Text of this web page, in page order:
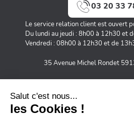
03 20 33
Le service relation client est ouvert
Du lundi au jeudi : 8h00 à 12h30 et
Vendredi : 08h00 à 12h30 et de
35 Avenue Michel Rondet